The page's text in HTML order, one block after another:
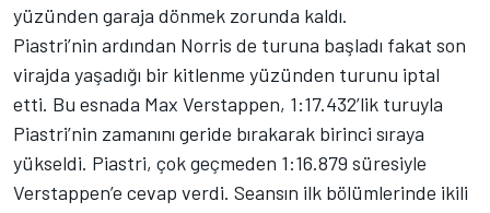
yüzünden garaja dönmek zorunda kaldı.
Piastri’nin ardından Norris de turuna başladı fakat son
virajda yaşadığı bir kitlenme yüzünden turunu iptal
etti. Bu esnada Max Verstappen, 1:17.432’lik turuyla
Piastri’nin zamanını geride bırakarak birinci sıraya
yükseldi. Piastri, çok geçmeden 1:16.879 süresiyle
Verstappen’e cevap verdi. Seansın ilk bölümlerinde ikili